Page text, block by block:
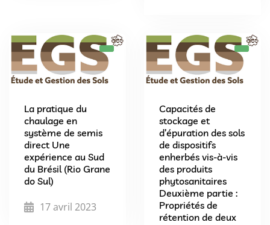
La pratique du
chaulage en
système de semis
direct Une
expérience au Sud
du Brésil (Rio Grane
do Sul)
17 avril 2023
Capacités de
stockage et
d’épuration des sols
de dispositifs
enherbés vis-à-vis
des produits
phytosanitaires
Deuxième partie :
Propriétés de
rétention de deux